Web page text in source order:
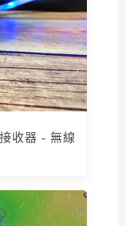
收器 - 無線